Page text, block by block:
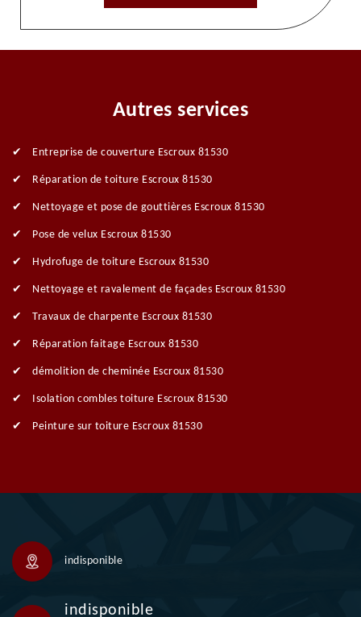
Autres services
Entreprise de couverture Escroux 81530
Réparation de toiture Escroux 81530
Nettoyage et pose de gouttières Escroux 81530
Pose de velux Escroux 81530
Hydrofuge de toiture Escroux 81530
Nettoyage et ravalement de façades Escroux 81530
Travaux de charpente Escroux 81530
Réparation faitage Escroux 81530
démolition de cheminée Escroux 81530
Isolation combles toiture Escroux 81530
Peinture sur toiture Escroux 81530
indisponible
indisponible